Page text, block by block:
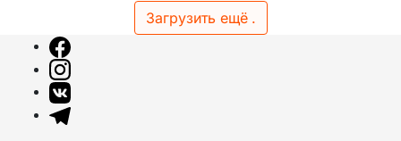
Загрузить ещё .